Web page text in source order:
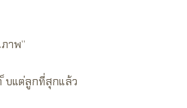
าพ”
บแต่ลูกที่สุกแล้ว